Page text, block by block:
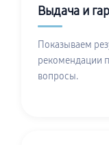
Выдача и
Показываем
рекомендации
вопросы.